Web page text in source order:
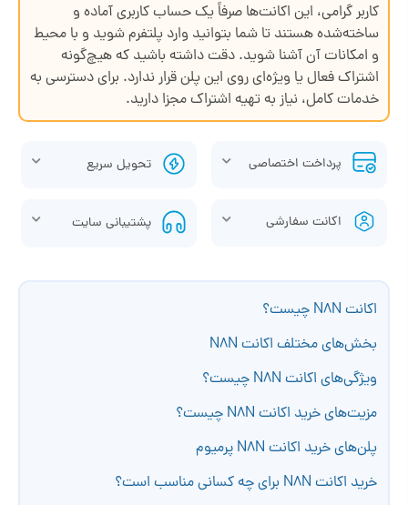
کاربر گرامی، این اکانت‌ها صرفاً یک حساب کاربری آماده و
ساخته‌شده هستند تا شما بتوانید وارد پلتفرم شوید و با محیط
و امکانات آن آشنا شوید. دقت داشته باشید که هیچ‌گونه
اشتراک فعال یا ویژه‌ای روی این پلن قرار ندارد. برای دسترسی به
خدمات کامل، نیاز به تهیه اشتراک مجزا دارید.
پرداخت اختصاصی تحویل سریع
اکانت سفارشی پشتیبانی سایت
اکانت N8N چیست؟
بخش‌های مختلف اکانت N8N
ویژگی‌های اکانت N8N چیست؟
مزیت‌های خرید اکانت N8N چیست؟
پلن‌های خرید اکانت N8N پرمیوم
خرید اکانت N8N برای چه کسانی مناسب است؟